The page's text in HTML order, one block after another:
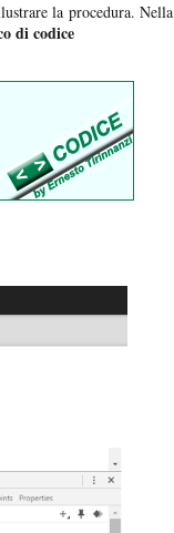
la procedura. Nella
di codice